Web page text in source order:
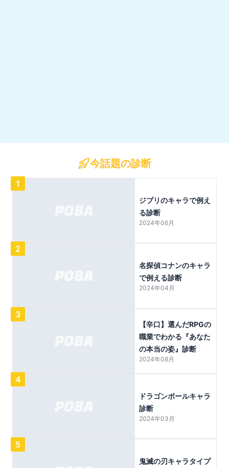
今話題の診断
1
ジブリのキャラで例え
る診断
2024年06月
2
名探偵コナンのキャラ
で例える診断
2024年04月
3
【辛口】選んだRPGの
職業でわかる『あなた
の本当の姿』診断
2024年08月
4
ドラゴンボールキャラ
診断
2024年03月
5
鬼滅の刃キャラタイプ